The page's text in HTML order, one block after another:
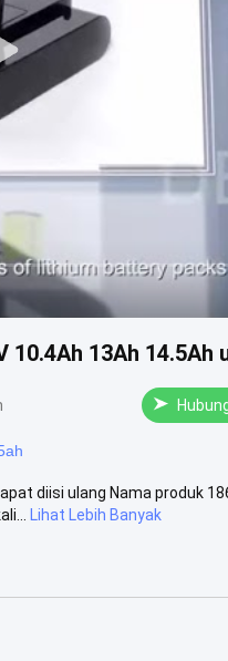
13Ah 14.5Ah
diisi ulang Nama produk
Lihat Lebih Banyak